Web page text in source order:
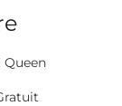
Queen